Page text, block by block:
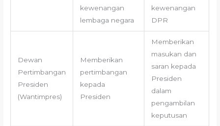
kewenangan
lembaga negara
kewenangan
DPR
Dewan
Pertimbangan
Presiden
(Wantimpres)
Memberikan
pertimbangan
kepada
Presiden
Memberikan
masukan dan
saran kepada
Presiden
dalam
pengambilan
keputusan